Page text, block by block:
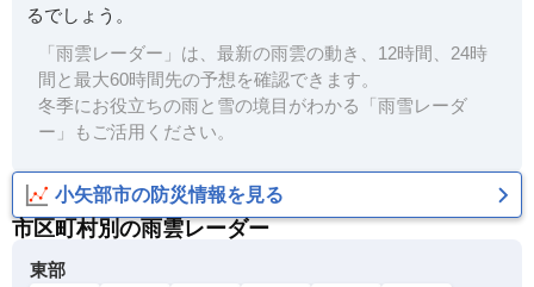
るでしょう。
「雨雲レーダー」は、最新の雨雲の動き、12時間、24時
間と最大60時間先の予想を確認できます。
冬季にお役立ちの雨と雪の境目がわかる「雨雪レーダ
ー」もご活用ください。
小矢部市の防災情報を見る
市区町村別の雨雲レーダー
東部